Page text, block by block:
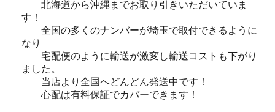
北海道から沖縄までお取り引きいただいていま
す！
全国の多くのナンバーが埼玉で取付できるように
なり
宅配便のように輸送が激変し輸送コストも下がり
ました。
当店より全国へどんどん発送中です！
心配は有料保証でカバーできます！